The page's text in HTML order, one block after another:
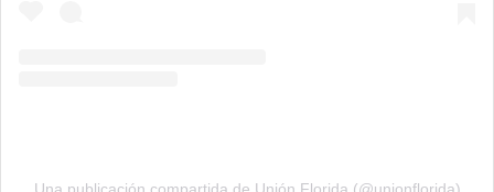
Una publicación compartida de Unión Florida (@unionflorida)